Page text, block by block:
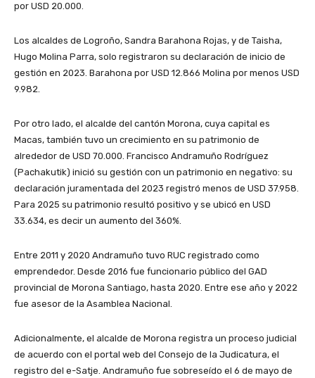
por USD 20.000.
Los alcaldes de Logroño, Sandra Barahona Rojas, y de Taisha,
Hugo Molina Parra, solo registraron su declaración de inicio de
gestión en 2023. Barahona por USD 12.866 Molina por menos USD
9.982.
Por otro lado, el alcalde del cantón Morona, cuya capital es
Macas, también tuvo un crecimiento en su patrimonio de
alrededor de USD 70.000. Francisco Andramuño Rodríguez
(Pachakutik) inició su gestión con un patrimonio en negativo: su
declaración juramentada del 2023 registró menos de USD 37.958.
Para 2025 su patrimonio resultó positivo y se ubicó en USD
33.634, es decir un aumento del 360%.
Entre 2011 y 2020 Andramuño tuvo RUC registrado como
emprendedor. Desde 2016 fue funcionario público del GAD
provincial de Morona Santiago, hasta 2020. Entre ese año y 2022
fue asesor de la Asamblea Nacional.
Adicionalmente, el alcalde de Morona registra un proceso judicial
de acuerdo con el portal web del Consejo de la Judicatura, el
registro del e-Satje. Andramuño fue sobreseído el 6 de mayo de